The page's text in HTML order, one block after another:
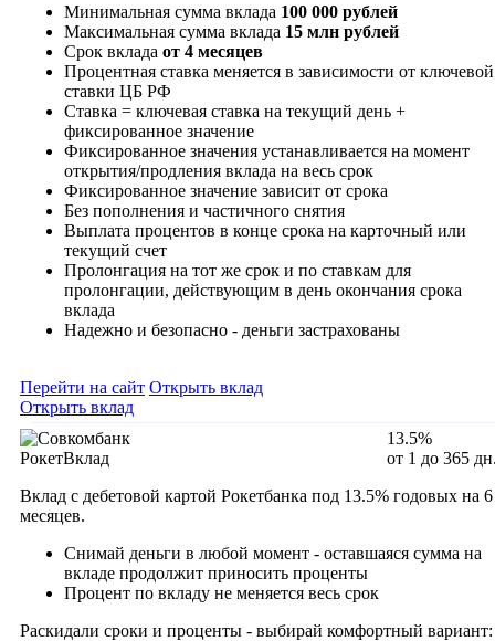
Минимальная сумма вклада 100 000 рублей
Максимальная сумма вклада 15 млн рублей
Срок вклада от 4 месяцев
Процентная ставка меняется в зависимости от ключевой
ставки ЦБ РФ
Ставка = ключевая ставка на текущий день +
фиксированное значение
Фиксированное значения устанавливается на момент
открытия/продления вклада на весь срок
Фиксированное значение зависит от срока
Без пополнения и частичного снятия
Выплата процентов в конце срока на карточный или
текущий счет
Пролонгация на тот же срок и по ставкам для
пролонгации, действующим в день окончания срока
вклада
Надежно и безопасно - деньги застрахованы
Перейти на сайт Открыть вклад
Открыть вклад
РокетВклад
13.5%
от 1 до 365
Вклад с дебетовой картой Рокетбанка под 13.5% годовых на 6
месяцев.
Снимай деньги в любой момент - оставшаяся сумма на
вкладе продолжит приносить проценты
Процент по вкладу не меняется весь срок
Раскидали сроки и проценты - выбирай комфортный вариант: